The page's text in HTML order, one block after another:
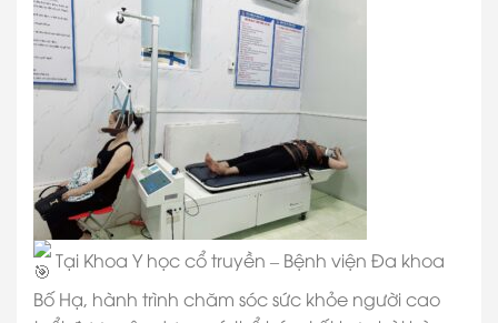
Tại Khoa Y học cổ truyền – Bệnh viện Đa khoa
Bố Hạ, hành trình chăm sóc sức khỏe người cao